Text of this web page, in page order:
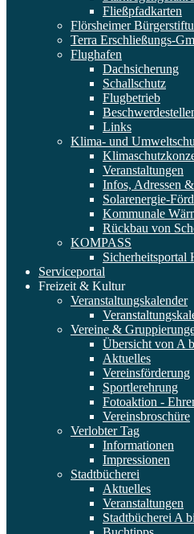
Fließpfadkarten
Flörsheimer
Terra Erschließungs-
Flughafen
Dachsicherung
Schallschutz
Flugbetrieb
Links
Klima- und
Veranstaltungen
Infos, Adressen
Solarenergie-
Kommunale
Rückbau von
KOMPASS
Sicherheitsportal
Serviceportal
Freizeit & Kultur
Veranstaltungskalender
Vereine &
Übersicht von A
Aktuelles
Vereinsförderung
Sportlerehrung
Fotoaktion -
Vereinsbroschüre
Verlobter Tag
Informationen
Impressionen
Stadtbücherei
Aktuelles
Veranstaltungen
Stadtbücherei A